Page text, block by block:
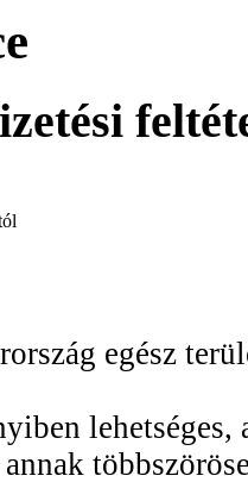
egész
lehetséges,